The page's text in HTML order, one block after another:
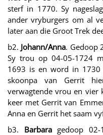
sterf in 1770. Sy
ander vryburgers om al
later aan die Groot Trek
b2. Johann/Anna. Gedoop
Sy trou op 04-05-1724
1693 is en word in 1730
skoonpa van Gerrit
verwagtende vrou en vier
keer met Gerrit van
Anna en Gerrit het saam
b3. Barbaragedoop 02-